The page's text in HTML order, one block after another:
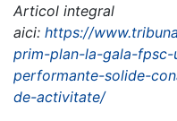
Articol integral
aici: https://
prim-plan-la-gala-
performante-solide-
de-activitate/